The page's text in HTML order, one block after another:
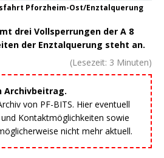
Pforzheim-Ost/Enztalquerung
drei Vollsperrungen der A 8
der Enztalquerung steht an.
(Lesezeit: 3 Minuten)
Archivbeitrag.
von PF-BITS. Hier eventuell
Kontaktmöglichkeiten sowie
nicht mehr aktuell.